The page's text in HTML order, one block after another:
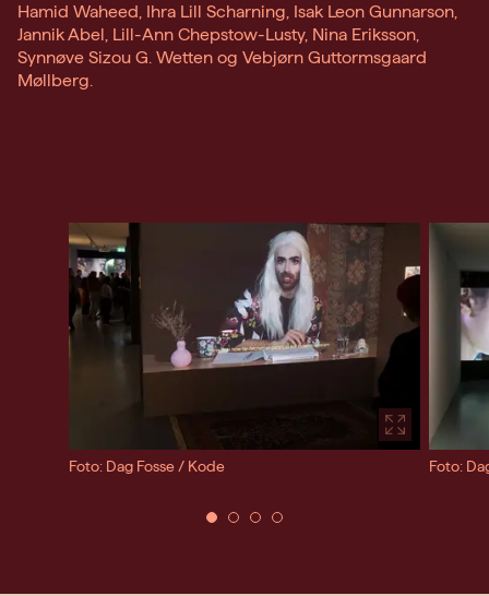
Hamid Waheed, Ihra Lill Scharning, Isak Leon Gunnarson,
Jannik Abel, Lill-Ann Chepstow-Lusty, Nina Eriksson,
Synnøve Sizou G. Wetten og Vebjørn Guttormsgaard
Møllberg.
Foto: Dag Fosse / Kode Foto: